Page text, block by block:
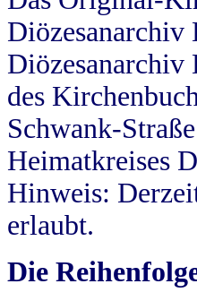
Diözesanarchiv
des
Schwank-
Heimatkreises
Hinweis:
erlaubt.
Die